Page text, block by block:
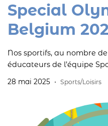
Special
Belgium
Nos sportifs, au nombre
éducateurs de l’équipe
défendront nos couleurs
28 mai 2025 Sports/Loisirs